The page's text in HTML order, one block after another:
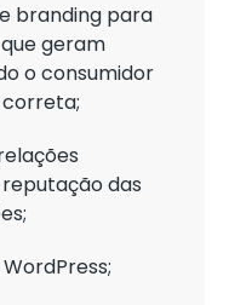
branding para
geram
o consumidor
das